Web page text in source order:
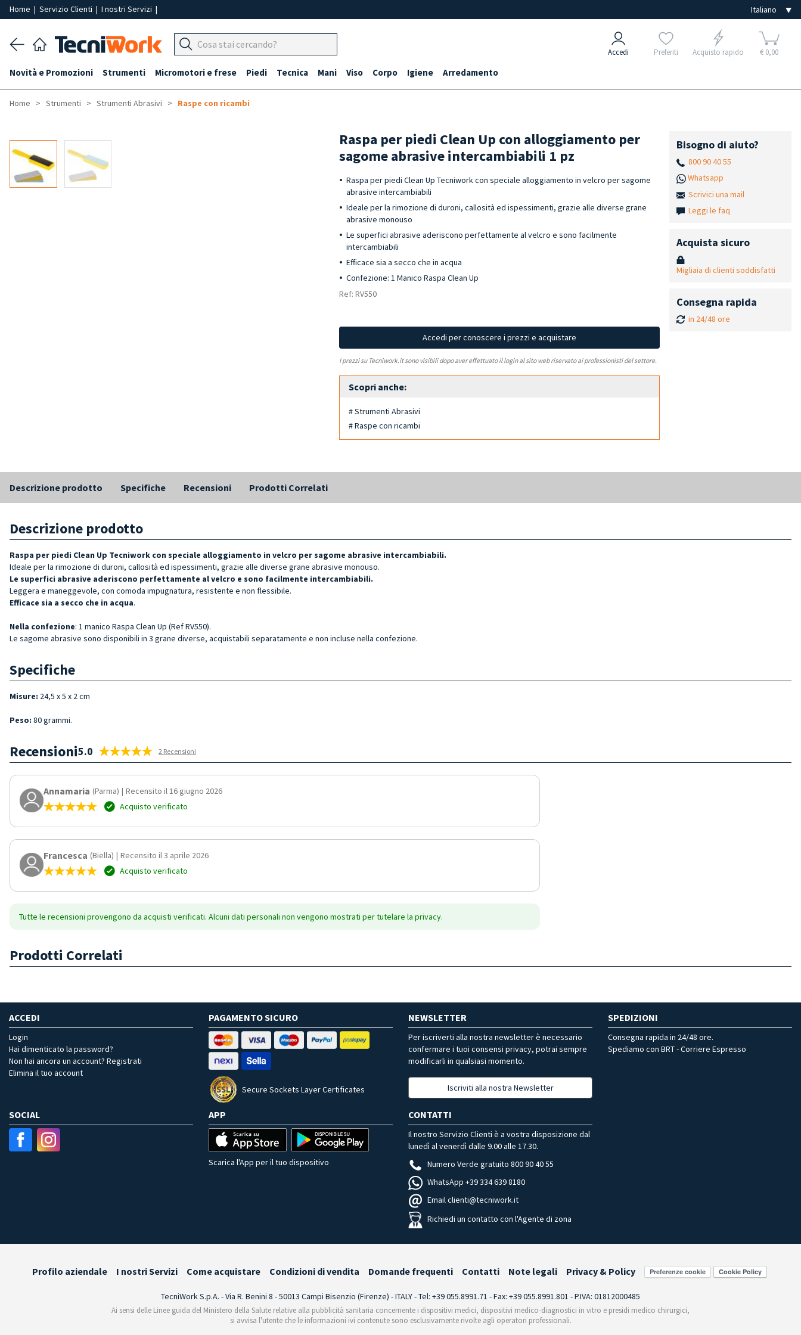
Home | Servizio Clienti | I nostri Servizi |
Accedi Preferiti Acquisto rapido € 0,00
Novità e Promozioni Strumenti Micromotori e frese Piedi Tecnica Mani Viso Corpo Igiene Arredamento
Home Strumenti Strumenti Abrasivi Raspe con ricambi
Raspa per piedi Clean Up con alloggiamento per
sagome abrasive intercambiabili 1 pz
Raspa per piedi Clean Up Tecniwork con speciale alloggiamento in velcro per sagome
abrasive intercambiabili
Ideale per la rimozione di duroni, callosità ed ispessimenti, grazie alle diverse grane
abrasive monouso
Le superfici abrasive aderiscono perfettamente al velcro e sono facilmente
intercambiabili
Efficace sia a secco che in acqua
Confezione: 1 Manico Raspa Clean Up
Ref: RV550
Accedi per conoscere i prezzi e acquistare
I prezzi su Tecniwork.it sono visibili dopo aver effettuato il login al sito web riservato ai professionisti del settore.
Scopri anche:
# Strumenti Abrasivi
# Raspe con ricambi
Bisogno di aiuto?
800 90 40 55
Whatsapp
Scrivici una mail
Leggi le faq
Acquista sicuro
Migliaia di clienti soddisfatti
Consegna rapida
in 24/48 ore
Descrizione prodotto Specifiche Recensioni Prodotti Correlati
Descrizione prodotto
Raspa per piedi Clean Up Tecniwork con speciale alloggiamento in velcro per sagome abrasive intercambiabili.
Ideale per la rimozione di duroni, callosità ed ispessimenti, grazie alle diverse grane abrasive monouso.
Le superfici abrasive aderiscono perfettamente al velcro e sono facilmente intercambiabili.
Leggera e maneggevole, con comoda impugnatura, resistente e non flessibile.
Efficace sia a secco che in acqua.
Nella confezione: 1 manico Raspa Clean Up (Ref RV550).
Le sagome abrasive sono disponibili in 3 grane diverse, acquistabili separatamente e non incluse nella confezione.
Specifiche
Misure: 24,5 x 5 x 2 cm
Peso: 80 grammi.
Recensioni5.0 2 Recensioni
Annamaria (Parma) | Recensito il 16 giugno 2026
Acquisto verificato
Francesca (Biella) | Recensito il 3 aprile 2026
Acquisto verificato
Tutte le recensioni provengono da acquisti verificati. Alcuni dati personali non vengono mostrati per tutelare la privacy.
Prodotti Correlati
ACCEDI
Login
Hai dimenticato la password?
Non hai ancora un account? Registrati
Elimina il tuo account
PAGAMENTO SICURO
Secure Sockets Layer Certificates
NEWSLETTER
Per iscriverti alla nostra newsletter è necessario
confermare i tuoi consensi privacy, potrai sempre
modificarli in qualsiasi momento.
Iscriviti alla nostra Newsletter
SPEDIZIONI
Consegna rapida in 24/48 ore.
Spediamo con BRT - Corriere Espresso
SOCIAL APP
Scarica l'App per il tuo dispositivo
CONTATTI
Il nostro Servizio Clienti è a vostra disposizione dal
lunedì al venerdì dalle 9.00 alle 17.30.
Numero Verde gratuito 800 90 40 55
WhatsApp +39 334 639 8180
Email clienti@tecniwork.it
Richiedi un contatto con l'Agente di zona
Profilo aziendale I nostri Servizi Come acquistare Condizioni di vendita Domande frequenti Contatti Note legali Privacy & Policy Preferenze cookie
TecniWork S.p.A. - Via R. Benini 8 - 50013 Campi Bisenzio (Firenze) - ITALY - Tel: +39 055.8991.71 - Fax: +39 055.8991.801 - P.IVA: 01812000485
Ai sensi delle Linee guida del Ministero della Salute relative alla pubblicità sanitaria concernente i dispositivi medici, dispositivi medico-diagnostici in vitro e presidi medico chirurgici,
si avvisa l'utente che le informazioni ivi contenute sono esclusivamente rivolte agli operatori professionali.